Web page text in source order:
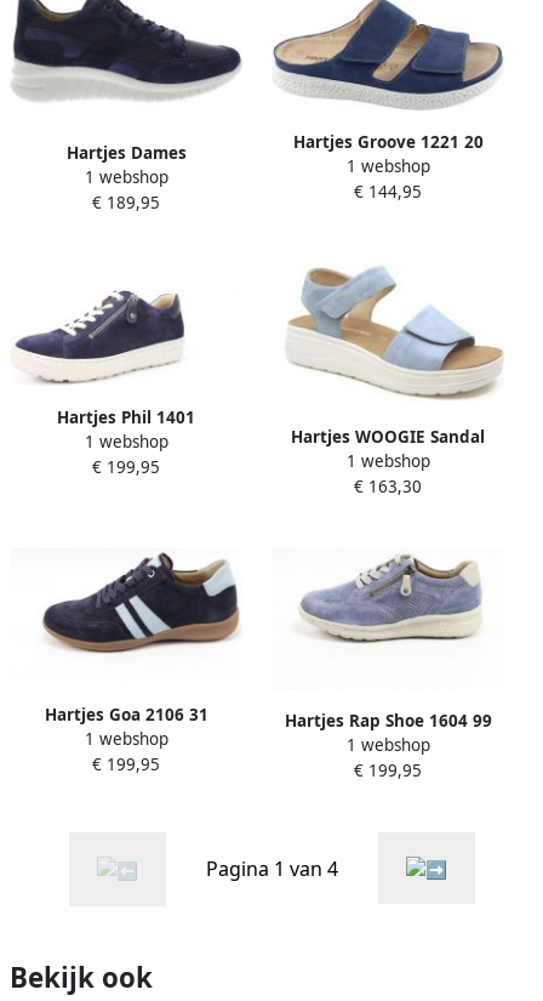
Hartjes Dames
Veterschoenen Wave Shoe
Dunkelblau Donkerblauw
1 webshop
€ 189,95
Hartjes Groove 1221 20
Slippers blauw nubuck
suede
1 webshop
€ 144,95
Hartjes Phil 1401
1 webshop
€ 199,95
Hartjes WOOGIE Sandal
Wijdte H
1 webshop
€ 163,30
Hartjes Goa 2106 31
1 webshop
€ 199,95
Hartjes Rap Shoe 1604 99
1 webshop
€ 199,95
Pagina 1 van 4
Bekijk ook